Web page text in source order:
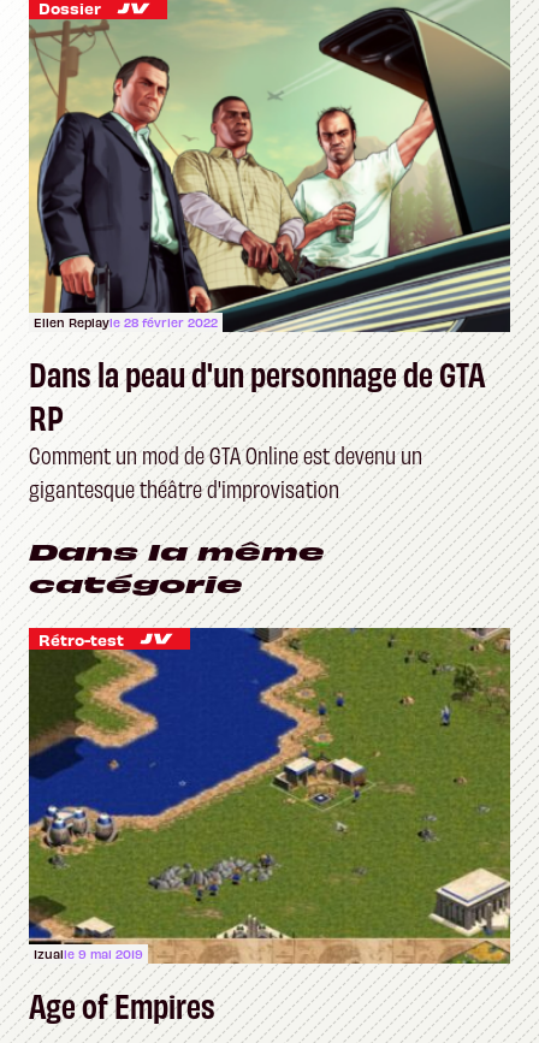
Dossier
Ellen Replayle 28 février 2022
Dans la peau d'un personnage de GTA
RP
Comment un mod de GTA Online est devenu un
gigantesque théâtre d'improvisation
Dans la même
catégorie
Rétro-test
Izualle 9 mai 2019
Age of Empires